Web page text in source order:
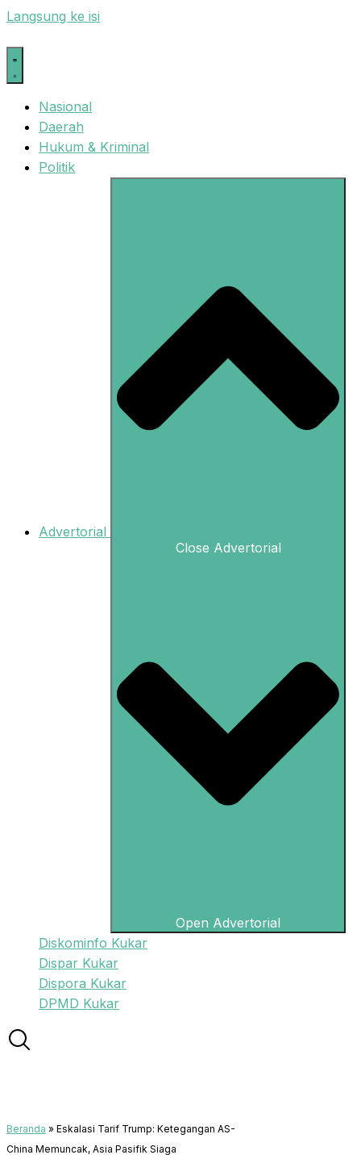
Langsung ke isi
Nasional
Daerah
Hukum & Kriminal
Politik
Advertorial
Close Advertorial
Open Advertorial
Diskominfo Kukar
Dispar Kukar
Dispora Kukar
DPMD Kukar
Beranda » Eskalasi Tarif Trump: Ketegangan AS-
China Memuncak, Asia Pasifik Siaga